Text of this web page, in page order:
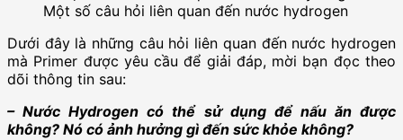
Một số câu hỏi liên quan đến nước hydrogen
Dưới đây là những câu hỏi liên quan đến nước hydrogen
mà Primer được yêu cầu để giải đáp, mời bạn đọc theo
dõi thông tin sau:
– Nước Hydrogen có thể sử dụng để nấu ăn được
không? Nó có ảnh hưởng gì đến sức khỏe không?